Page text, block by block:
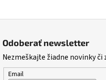
Odoberať newsletter
Nezmeškajte žiadne novinky či
Email